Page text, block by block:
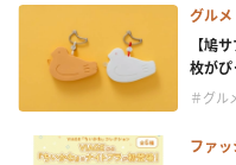
グルメ
【鳩
枚がぴ
＃グル
ファ